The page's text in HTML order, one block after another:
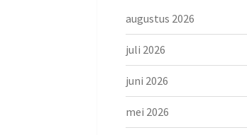
augustus 2026
juli 2026
juni 2026
mei 2026